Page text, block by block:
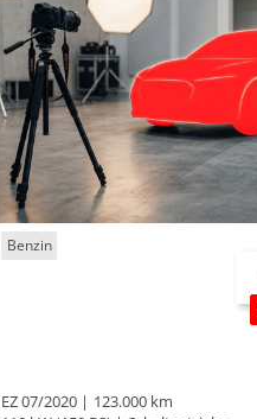
Benzin
EZ 07/2020
123.000 km